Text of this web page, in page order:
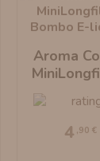
Aroma
4 ,90 €